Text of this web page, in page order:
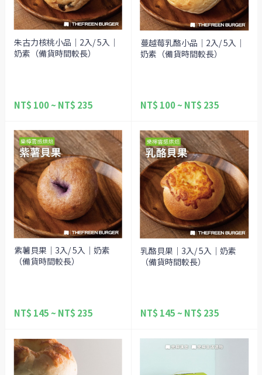
朱古力核桃小品｜2入/ 5入｜
奶素（備貨時間較長）
NT$ 100 ~ NT$ 235
蔓越莓乳酪小品｜2入/ 5入｜
奶素（備貨時間較長）
NT$ 100 ~ NT$ 235
紫薯貝果｜3入/ 5入｜奶素
（備貨時間較長）
NT$ 145 ~ NT$ 235
乳酪貝果｜3入/ 5入｜奶素
（備貨時間較長）
NT$ 145 ~ NT$ 235